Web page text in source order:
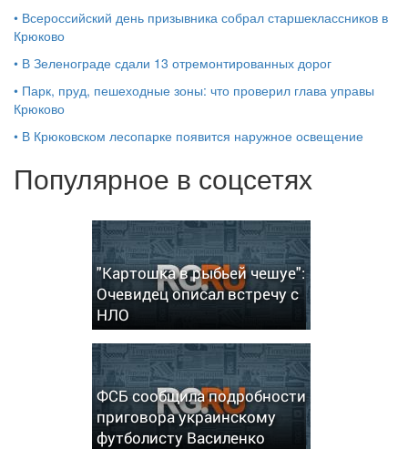
• Всероссийский день призывника собрал старшеклассников в
Крюково
• В Зеленограде сдали 13 отремонтированных дорог
• Парк, пруд, пешеходные зоны: что проверил глава управы
Крюково
• В Крюковском лесопарке появится наружное освещение
Популярное в соцсетях
"Картошка в рыбьей чешуе":
Очевидец описал встречу с
НЛО
ФСБ сообщила подробности
приговора украинскому
футболисту Василенко